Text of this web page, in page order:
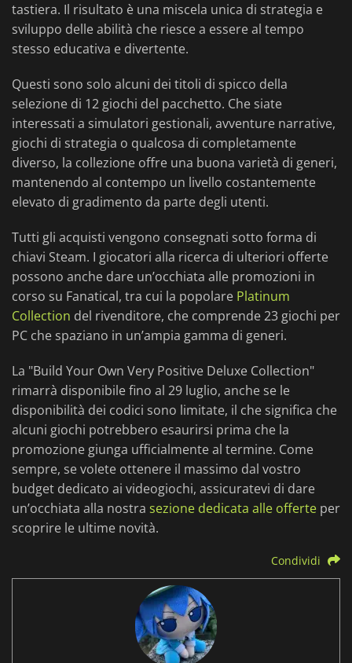
tastiera. Il risultato è una miscela unica di strategia e
sviluppo delle abilità che riesce a essere al tempo
stesso educativa e divertente.
Questi sono solo alcuni dei titoli di spicco della
selezione di 12 giochi del pacchetto. Che siate
interessati a simulatori gestionali, avventure narrative,
giochi di strategia o qualcosa di completamente
diverso, la collezione offre una buona varietà di generi,
mantenendo al contempo un livello costantemente
elevato di gradimento da parte degli utenti.
Tutti gli acquisti vengono consegnati sotto forma di
chiavi Steam. I giocatori alla ricerca di ulteriori offerte
possono anche dare un’occhiata alle promozioni in
corso su Fanatical, tra cui la popolare Platinum
Collection del rivenditore, che comprende 23 giochi per
PC che spaziano in un’ampia gamma di generi.
La "Build Your Own Very Positive Deluxe Collection"
rimarrà disponibile fino al 29 luglio, anche se le
disponibilità dei codici sono limitate, il che significa che
alcuni giochi potrebbero esaurirsi prima che la
promozione giunga ufficialmente al termine. Come
sempre, se volete ottenere il massimo dal vostro
budget dedicato ai videogiochi, assicuratevi di dare
un’occhiata alla nostra sezione dedicata alle offerte per
scoprire le ultime novità.
Condividi